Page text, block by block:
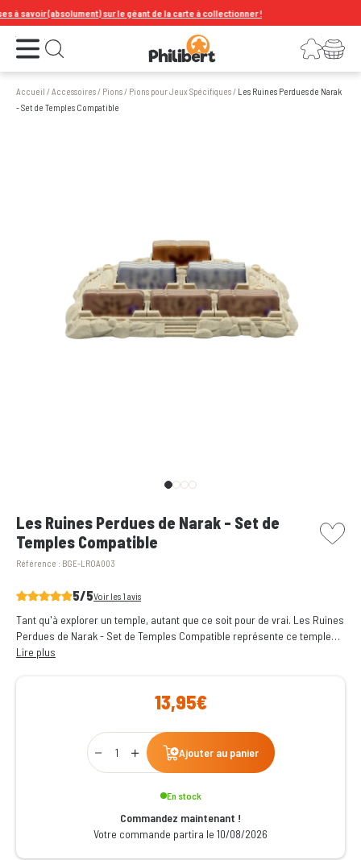
(absolument) sur le géant de la carte à collectionner !
Ouvrir le menu Ouvrir la recherche Connexion
Votre panier
Accueil /Accessoires/ Pions/ Pions pour Jeux Spécifiques/ Les Ruines Perdues de Narak
- Set de Temples Compatible
Les Ruines Perdues de Narak - Set de
Temples Compatible
Référence : BGE-LROA003
picto
5/5Voir les 1 avis
Tant qu'à explorer un temple, autant que ce soit pour de vrai. Les Ruines
Perdues de Narak - Set de Temples Compatible représente ce temple
perdu et contient toutes les récompenses espérées.
Lire plus
13,95€
Qty
Ajouter au panier
En stock
Commandez maintenant !
Votre commande partira le 10/08/2026